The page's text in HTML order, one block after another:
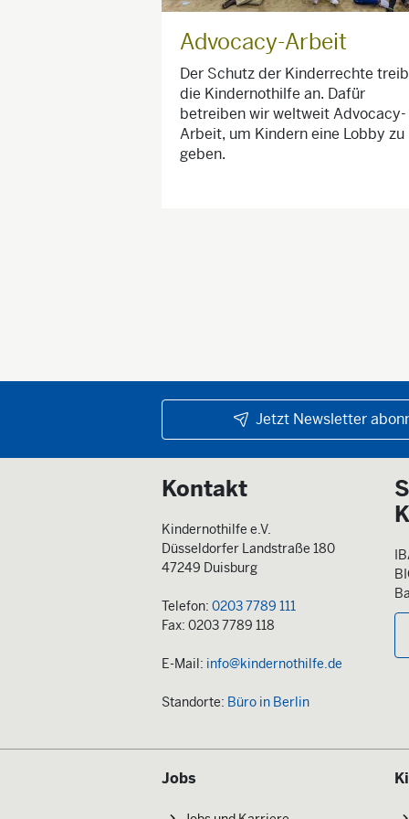
Advocacy-Arbeit
Der Schutz der Kinderrechte
die Kindernothilfe an. Dafür
betreiben wir weltweit Advocacy-
Arbeit, um Kindern eine Lobby zu
geben.
Jetzt Newsletter
Kontakt
Kindernothilfe e.V.
Düsseldorfer Landstraße 180
47249 Duisburg
Telefon: 0203 7789 111
Fax: 0203 7789 118
E-Mail: info@kindernothilfe.de
Standorte: Büro in Berlin
Jobs